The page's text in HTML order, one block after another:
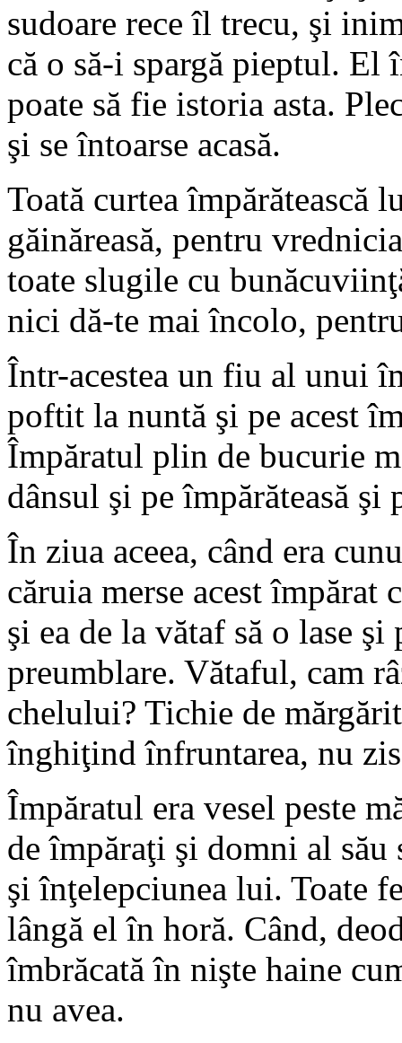
sudoare rece îl trecu, şi
că o să-i spargă pieptul. El
poate să fie istoria asta.
şi se întoarse acasă.
Toată curtea împărătească
găinăreasă, pentru
toate slugile cu
nici dă-te mai încolo,
Într-acestea un fiu al unui
poftit la nuntă şi pe acest
Împăratul plin de bucurie
dânsul şi pe împărăteasă şi
În ziua aceea, când era
căruia merse acest împărat
şi ea de la vătaf să o lase şi
preumblare. Vătaful, cam
chelului? Tichie de
înghiţind înfruntarea, nu
Împăratul era vesel peste
de împăraţi şi domni al său
şi înţelepciunea lui. Toate
lângă el în horă. Când,
îmbrăcată în nişte haine
nu avea.